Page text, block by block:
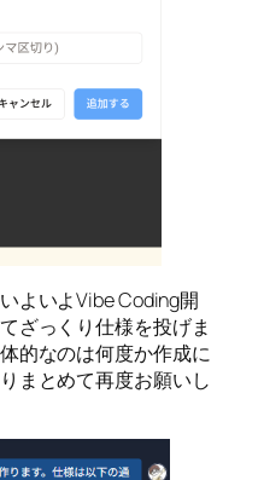
よいよVibe Coding開
ざっくり仕様を投げま
的なのは何度か作成に
まとめて再度お願いし